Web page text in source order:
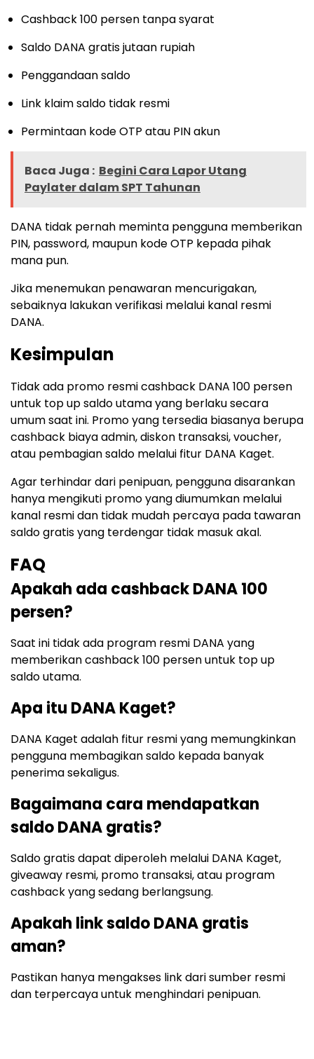
Cashback 100 persen tanpa syarat
Saldo DANA gratis jutaan rupiah
Penggandaan saldo
Link klaim saldo tidak resmi
Permintaan kode OTP atau PIN akun
Baca Juga : Begini Cara Lapor Utang
Paylater dalam SPT Tahunan
DANA tidak pernah meminta pengguna memberikan
PIN, password, maupun kode OTP kepada pihak
mana pun.
Jika menemukan penawaran mencurigakan,
sebaiknya lakukan verifikasi melalui kanal resmi
DANA.
Kesimpulan
Tidak ada promo resmi cashback DANA 100 persen
untuk top up saldo utama yang berlaku secara
umum saat ini. Promo yang tersedia biasanya berupa
cashback biaya admin, diskon transaksi, voucher,
atau pembagian saldo melalui fitur DANA Kaget.
Agar terhindar dari penipuan, pengguna disarankan
hanya mengikuti promo yang diumumkan melalui
kanal resmi dan tidak mudah percaya pada tawaran
saldo gratis yang terdengar tidak masuk akal.
FAQ
Apakah ada cashback DANA 100
persen?
Saat ini tidak ada program resmi DANA yang
memberikan cashback 100 persen untuk top up
saldo utama.
Apa itu DANA Kaget?
DANA Kaget adalah fitur resmi yang memungkinkan
pengguna membagikan saldo kepada banyak
penerima sekaligus.
Bagaimana cara mendapatkan
saldo DANA gratis?
Saldo gratis dapat diperoleh melalui DANA Kaget,
giveaway resmi, promo transaksi, atau program
cashback yang sedang berlangsung.
Apakah link saldo DANA gratis
aman?
Pastikan hanya mengakses link dari sumber resmi
dan terpercaya untuk menghindari penipuan.